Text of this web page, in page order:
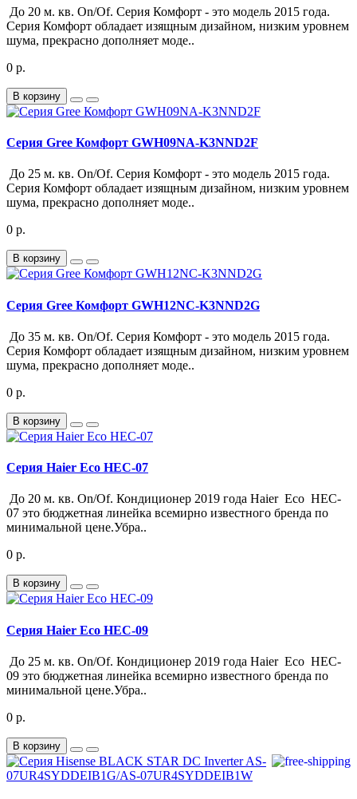
До 20 м. кв. On/Of. Серия Комфорт - это модель 2015 года.
Серия Комфорт обладает изящным дизайном, низким уровнем
шума, прекрасно дополняет моде..
0 р.
В корзину
Серия Gree Комфорт GWH09NA-K3NND2F
До 25 м. кв. On/Of. Серия Комфорт - это модель 2015 года.
Серия Комфорт обладает изящным дизайном, низким уровнем
шума, прекрасно дополняет моде..
0 р.
В корзину
Серия Gree Комфорт GWH12NC-K3NND2G
До 35 м. кв. On/Of. Серия Комфорт - это модель 2015 года.
Серия Комфорт обладает изящным дизайном, низким уровнем
шума, прекрасно дополняет моде..
0 р.
В корзину
Серия Haier Eco HEC-07
До 20 м. кв. On/Of. Кондиционер 2019 года Haier Eco HEC-
07 это бюджетная линейка всемирно известного бренда по
минимальной цене.Убра..
0 р.
В корзину
Серия Haier Eco HEC-09
До 25 м. кв. On/Of. Кондиционер 2019 года Haier Eco HEC-
09 это бюджетная линейка всемирно известного бренда по
минимальной цене.Убра..
0 р.
В корзину